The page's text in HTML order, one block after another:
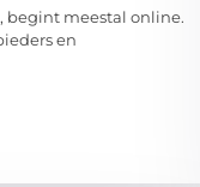
begint meestal online.
en